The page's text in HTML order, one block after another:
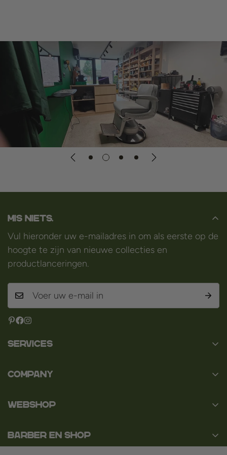
Mis niets.
Vul hieronder uw e-mailadres in om als eerste op de
hoogte te zijn van nieuwe collecties en
productlanceringen.
Services
Over ons
Disclaimer
Privacybeleid
Company
Baal 36
België
BTW: BE0463.789.563
WEBSHOP
Scheren
Barber en Shop